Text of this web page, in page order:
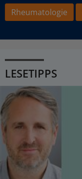
Rheumatologie
LESETIPPS